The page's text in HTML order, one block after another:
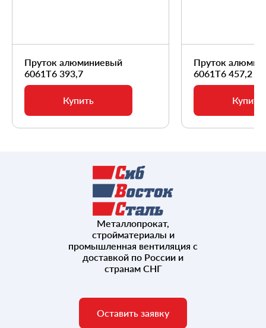
Пруток алюминиевый
6061Т6 393,7
Купить
Пруток
6061Т6 457,2
Купить
Металлопрокат,
стройматериалы и
промышленная вентиляция с
доставкой по России и
странам СНГ
Оставить заявку